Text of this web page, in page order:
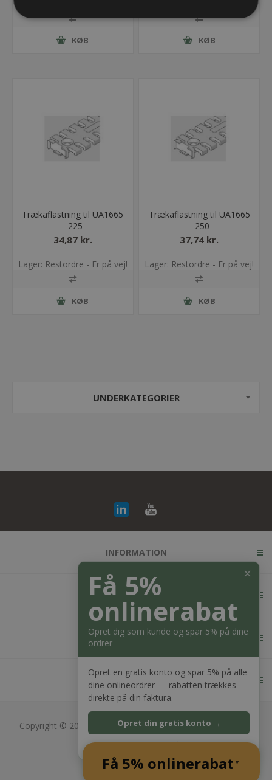
KØB KØB
Trækaflastning til UA1665
- 225
34,87 kr.
Lager: Restordre - Er på vej!
KØB
Trækaflastning til UA1665
- 250
37,74 kr.
Lager: Restordre - Er på vej!
KØB
UNDERKATEGORIER
INFORMATION
KUNDESERVICE
MIN KONTO
KONTAKT OS
Copyright © 2026 Bagger Nielsen webshop. Alle rettigheder
forbeholdt.
Powered bynopCommerce
✕
Få 5%
onlinerabat
Opret dig som kunde og spar 5% på dine
ordrer
Opret en gratis konto og spar 5% på alle
dine onlineordrer — rabatten trækkes
direkte på din faktura.
Opret din gratis konto →
Nej tak
Få 5% onlinerabat ▲